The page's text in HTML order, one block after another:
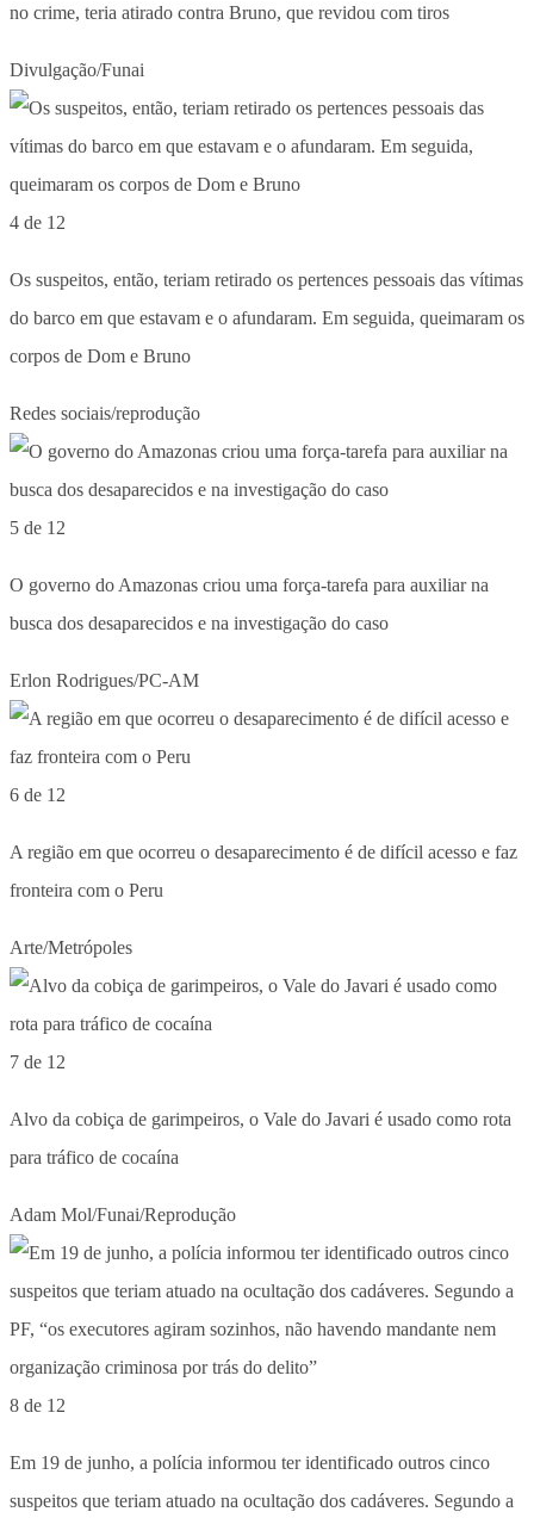
no crime, teria atirado contra Bruno, que revidou com tiros
Divulgação/Funai
4 de 12
Os suspeitos, então, teriam retirado os pertences pessoais das vítimas
do barco em que estavam e o afundaram. Em seguida, queimaram os
corpos de Dom e Bruno
Redes sociais/reprodução
5 de 12
O governo do Amazonas criou uma força-tarefa para auxiliar na
busca dos desaparecidos e na investigação do caso
Erlon Rodrigues/PC-AM
6 de 12
A região em que ocorreu o desaparecimento é de difícil acesso e faz
fronteira com o Peru
Arte/Metrópoles
7 de 12
Alvo da cobiça de garimpeiros, o Vale do Javari é usado como rota
para tráfico de cocaína
Adam Mol/Funai/Reprodução
8 de 12
Em 19 de junho, a polícia informou ter identificado outros cinco
suspeitos que teriam atuado na ocultação dos cadáveres. Segundo a